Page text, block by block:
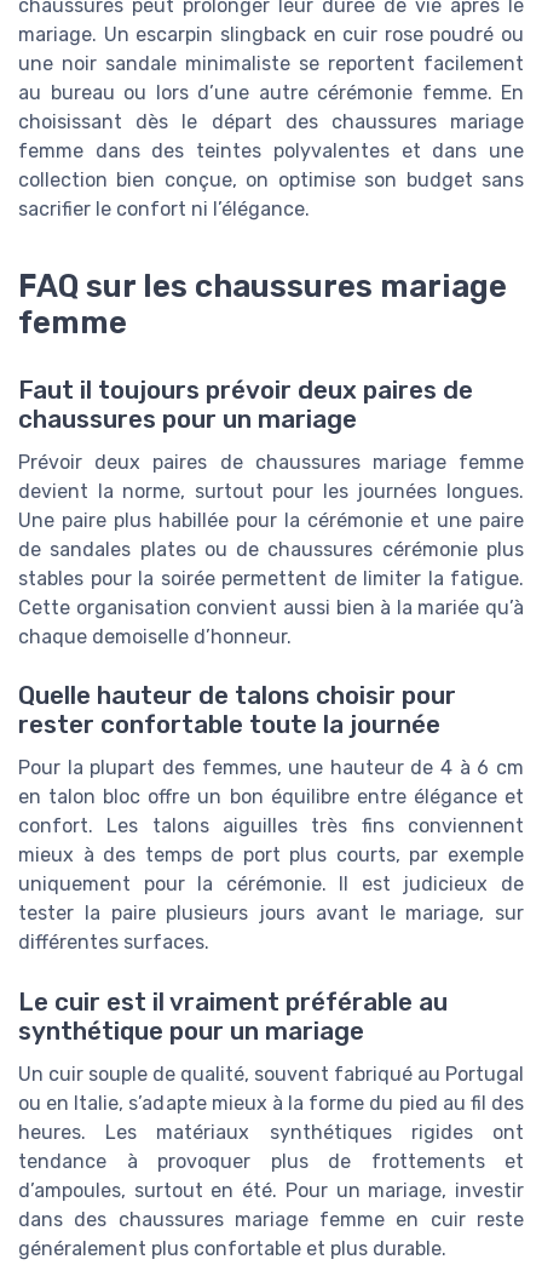
chaussures peut prolonger leur durée de vie après le
mariage. Un escarpin slingback en cuir rose poudré ou
une noir sandale minimaliste se reportent facilement
au bureau ou lors d’une autre cérémonie femme. En
choisissant dès le départ des chaussures mariage
femme dans des teintes polyvalentes et dans une
collection bien conçue, on optimise son budget sans
sacrifier le confort ni l’élégance.
FAQ sur les chaussures mariage
femme
Faut il toujours prévoir deux paires de
chaussures pour un mariage
Prévoir deux paires de chaussures mariage femme
devient la norme, surtout pour les journées longues.
Une paire plus habillée pour la cérémonie et une paire
de sandales plates ou de chaussures cérémonie plus
stables pour la soirée permettent de limiter la fatigue.
Cette organisation convient aussi bien à la mariée qu’à
chaque demoiselle d’honneur.
Quelle hauteur de talons choisir pour
rester confortable toute la journée
Pour la plupart des femmes, une hauteur de 4 à 6 cm
en talon bloc offre un bon équilibre entre élégance et
confort. Les talons aiguilles très fins conviennent
mieux à des temps de port plus courts, par exemple
uniquement pour la cérémonie. Il est judicieux de
tester la paire plusieurs jours avant le mariage, sur
différentes surfaces.
Le cuir est il vraiment préférable au
synthétique pour un mariage
Un cuir souple de qualité, souvent fabriqué au Portugal
ou en Italie, s’adapte mieux à la forme du pied au fil des
heures. Les matériaux synthétiques rigides ont
tendance à provoquer plus de frottements et
d’ampoules, surtout en été. Pour un mariage, investir
dans des chaussures mariage femme en cuir reste
généralement plus confortable et plus durable.